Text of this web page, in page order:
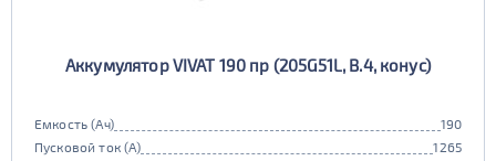
Аккумулятор VIVAT 190 пр (205G51L, B.4, конус)
Емкость (Ач)
190
Пусковой ток (А)
1265